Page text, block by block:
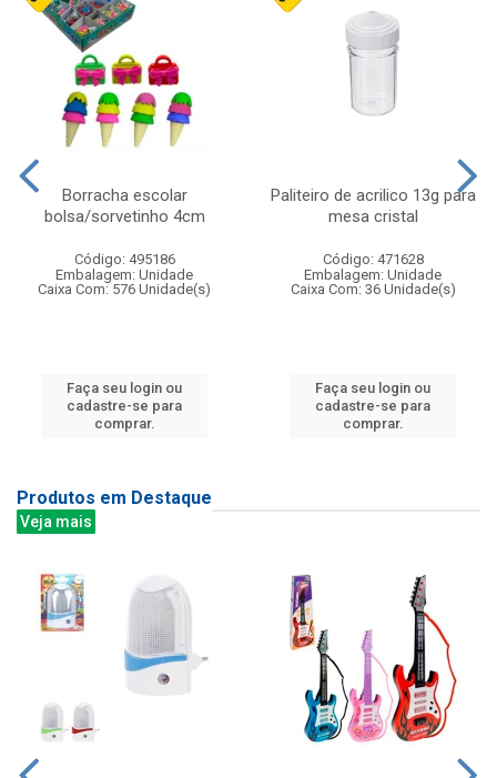
Borracha escolar
bolsa/sorvetinho 4cm
Código: 495186
Embalagem: Unidade
Caixa Com: 576 Unidade(s)
Faça seu login ou
cadastre-se para
comprar.
Paliteiro de acrilico 13g para
mesa cristal
Código: 471628
Embalagem: Unidade
Caixa Com: 36 Unidade(s)
Faça seu login ou
cadastre-se para
comprar.
Produtos em Destaque
Veja mais